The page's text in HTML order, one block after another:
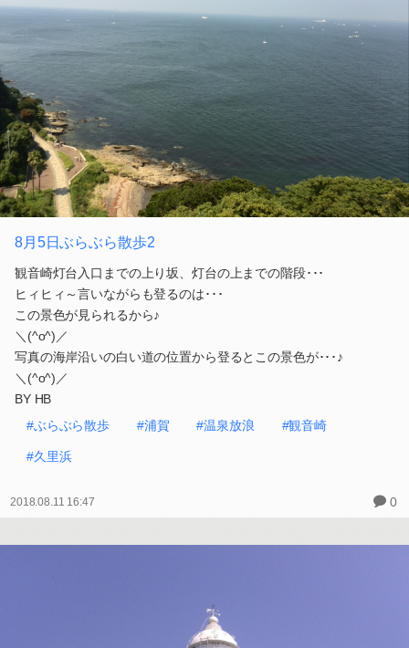
8月5日ぶらぶら散歩2
観音崎灯台入口までの上り坂、灯台の上までの階段･･･
ヒィヒィ～言いながらも登るのは･･･
この景色が見られるから♪
＼(^o^)／
写真の海岸沿いの白い道の位置から登るとこの景色が･･･♪
＼(^o^)／
BY HB
#ぶらぶら散歩
#浦賀 #温泉放浪 #観音崎
#久里浜
2018.08.11 16:47 0